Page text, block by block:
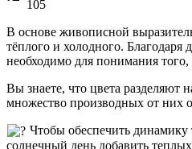
105
В основе живописной
тёплого и холодного. Благодаря
необходимо для понимания
Вы знаете, что цвета
множество производных от них
Чтобы обеспечить динамику
солнечный день добавить